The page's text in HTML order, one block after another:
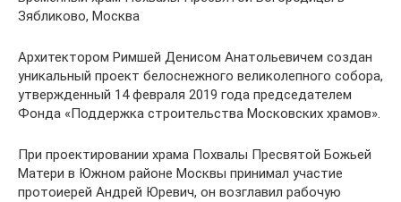
Зябликово, Москва
Архитектором Римшей Денисом Анатольевичем создан
уникальный проект белоснежного великолепного собора,
утвержденный 14 февраля 2019 года председателем
Фонда «Поддержка строительства Московских храмов».
При проектировании храма Похвалы Пресвятой Божьей
Матери в Южном районе Москвы принимал участие
протоиерей Андрей Юревич, он возглавил рабочую